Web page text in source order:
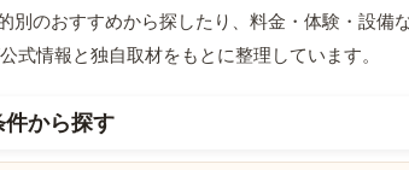
別のおすすめから探したり、料金・体験・設備
式情報と独自取材をもとに整理しています。
から探す